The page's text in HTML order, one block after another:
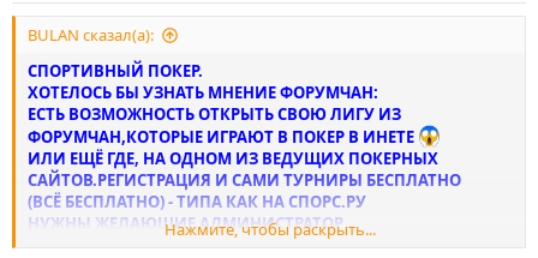
BULAN сказал(а):
СПОРТИВНЫЙ ПОКЕР.
ХОТЕЛОСЬ БЫ УЗНАТЬ МНЕНИЕ ФОРУМЧАН:
ЕСТЬ ВОЗМОЖНОСТЬ ОТКРЫТЬ СВОЮ ЛИГУ ИЗ
ФОРУМЧАН,КОТОРЫЕ ИГРАЮТ В ПОКЕР В ИНЕТЕ
ИЛИ ЕЩЁ ГДЕ, НА ОДНОМ ИЗ ВЕДУЩИХ ПОКЕРНЫХ
САЙТОВ.РЕГИСТРАЦИЯ И САМИ ТУРНИРЫ БЕСПЛАТНО
(ВСЁ БЕСПЛАТНО) - ТИПА КАК НА СПОРС.РУ
НУЖНЫ ЖЕЛАЮЩИЕ АДМИНИСТРАТОР
И МЕНЕНДЖЕР КОТОРЫЙ БУДЕТ СОСТАВЛЯТЬ ГРАФИК ИГР,
Нажмите, чтобы раскрыть...